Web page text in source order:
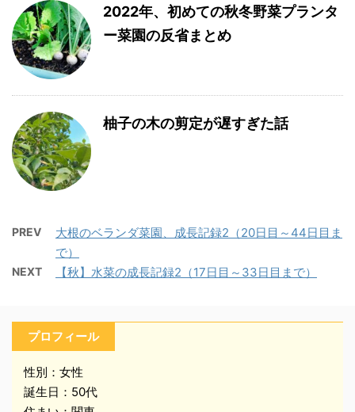
2022年、初めての秋冬野菜プランタ
ー菜園の反省まとめ
柚子の木の剪定が遅すぎた話
PREV
大根のベランダ菜園、成長記録2（20日目～44日目ま
で）
NEXT 【秋】水菜の成長記録2（17日目～33日目まで）
プロフィール
性別：女性
誕生日：50代